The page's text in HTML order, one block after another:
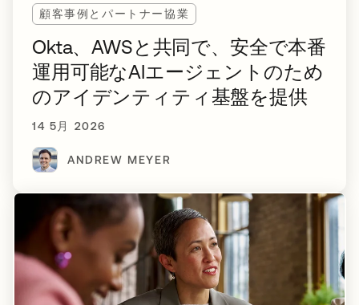
顧客事例とパートナー協業
Okta、AWSと共同で、安全で本番
運用可能なAIエージェントのため
のアイデンティティ基盤を提供
14 5月 2026
ANDREW MEYER